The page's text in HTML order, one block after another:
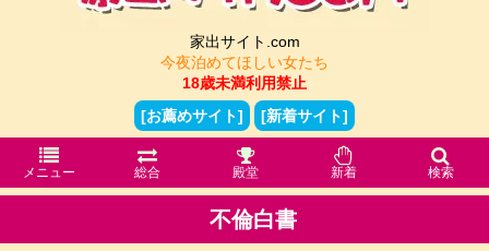
家出サイト.com
今夜泊めてほしい女たち
18歳未満利用禁止
[お薦めサイト]
[新着サイト]
メニュー 総合 殿堂 新着 検索
不倫白書